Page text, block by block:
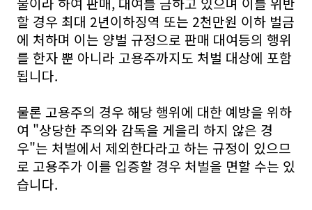
할 경우 최대 2년이하징역 또는 2천만원 이하 벌금
에 처하며 이는 양벌 규정으로 판매 대여등의 행위
를 한자 뿐 아니라 고용주까지도 처벌 대상에 포함
됩니다.
물론 고용주의 경우 해당 행위에 대한 예방을 위하
여 "상당한 주의와 감독을 게을리 하지 않은 경
우"는 처벌에서 제외한다라고 하는 규정이 있으므
로 고용주가 이를 입증할 경우 처벌을 면할 수는 있
습니다.